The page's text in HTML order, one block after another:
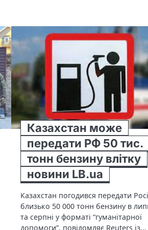
Казахстан може
передати РФ 50 тис.
тонн бензину влітку
новини LB.ua
Казахстан погодився передати
близько 50 000 тонн бензину в
та серпні у форматі “гуманітарної
допомоги”, повідомляє Reuters із…